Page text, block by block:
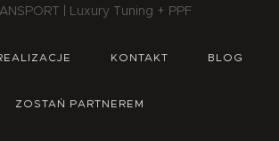
| Luxury Tuning + PPF
KONTAKT BLOG
ZOSTAŃ PARTNEREM